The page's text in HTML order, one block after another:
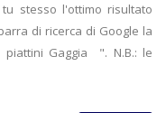
stesso l'ottimo risultato
di ricerca di Google la
Gaggia ". N.B.: le